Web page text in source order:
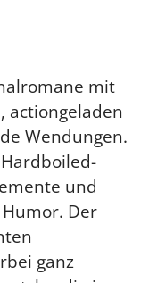
mit
actiongeladen
Wendungen.
und
Der
ganz